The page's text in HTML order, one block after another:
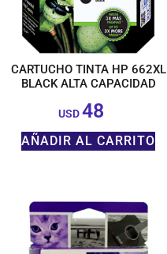
CARTUCHO TINTA HP 662XL
BLACK ALTA CAPACIDAD
USD 48
AÑADIR AL CARRITO